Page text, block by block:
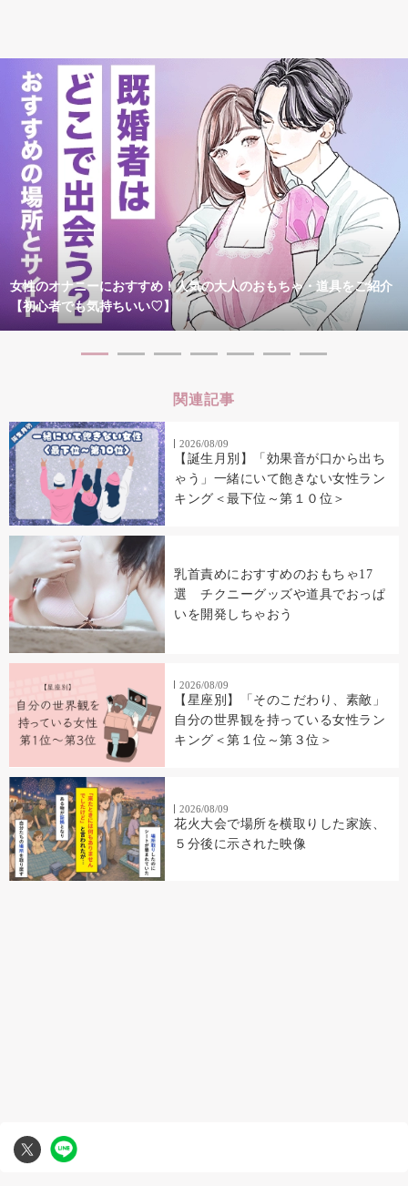
女性のオナニーにおすすめ！人気の大人のおもちゃ・道具をご紹介
【初心者でも気持ちいい♡】
関連記事
2026/08/09
【誕生月別】「効果音が口から出ち
ゃう」一緒にいて飽きない女性ラン
キング＜最下位～第１０位＞
乳首責めにおすすめのおもちゃ17
選 チクニーグッズや道具でおっぱ
いを開発しちゃおう
2026/08/09
【星座別】「そのこだわり、素敵」
自分の世界観を持っている女性ラン
キング＜第１位～第３位＞
2026/08/09
花火大会で場所を横取りした家族、
５分後に示された映像